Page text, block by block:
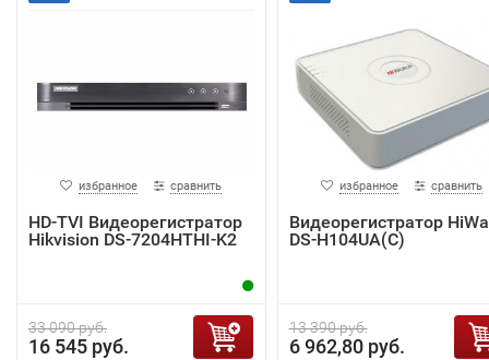
избранное сравнить
HD-TVI Видеорегистратор
Hikvision DS-7204HTHI-K2
33 090 руб.
16 545 руб.
избранное сравнить
Видеорегистратор
DS-H104UA(C)
13 390 руб.
6 962,80 руб.